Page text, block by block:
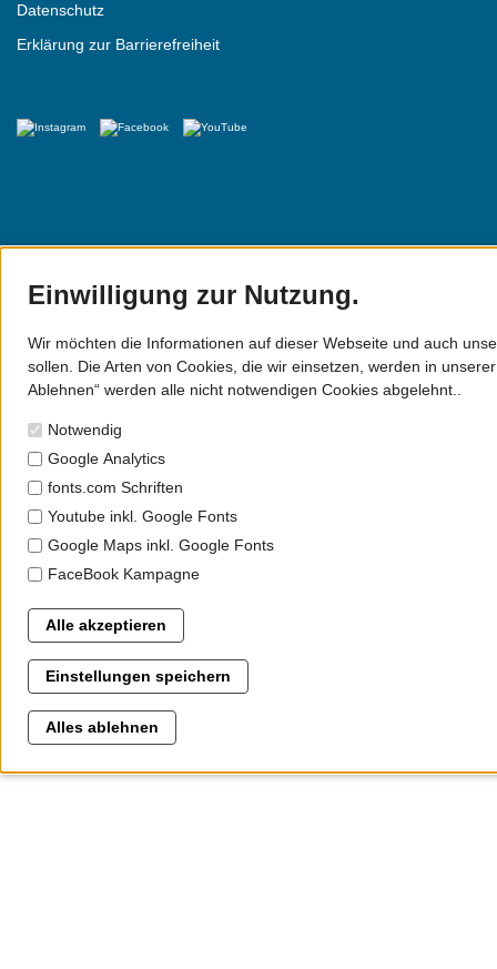
Datenschutz
Erklärung zur Barrierefreiheit
Einwilligung zur Nutzung.
Wir möchten die Informationen auf dieser Webseite und auch
sollen. Die Arten von Cookies, die wir einsetzen, werden in
Ablehnen“ werden alle nicht notwendigen Cookies abgelehnt..
Notwendig
Google Analytics
fonts.com Schriften
Youtube inkl. Google Fonts
Google Maps inkl. Google Fonts
FaceBook Kampagne
Alle akzeptieren
Einstellungen speichern
Alles ablehnen